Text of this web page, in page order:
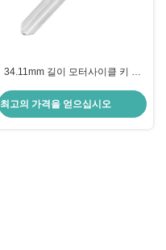
34.11mm 길이 모터사이클 키 셸
쪽 듀얼 사이드 슬롯
최고의 가격을 얻으십시오